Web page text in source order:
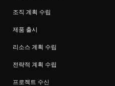
조직 계획 수립
제품 출시
리소스 계획 수립
전략적 계획 수립
프로젝트 수신